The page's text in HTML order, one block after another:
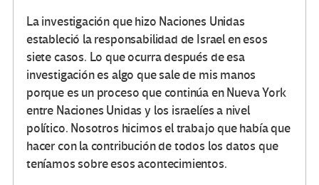
La investigación que hizo Naciones Unidas
estableció la responsabilidad de Israel en esos
siete casos. Lo que ocurra después de esa
investigación es algo que sale de mis manos
porque es un proceso que continúa en Nueva York
entre Naciones Unidas y los israelíes a nivel
político. Nosotros hicimos el trabajo que había que
hacer con la contribución de todos los datos que
teníamos sobre esos acontecimientos.